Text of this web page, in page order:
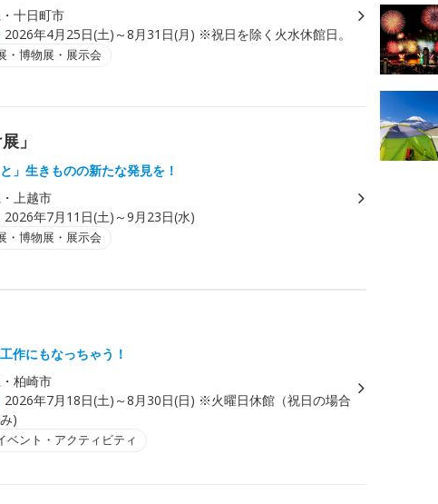
十日町市
2026年4月25日(土)～8月31日(月) ※祝日を除く火水休館日。
・博物展・展示会
」
と」生きものの新たな発見を！
上越市
2026年7月11日(土)～9月23日(水)
・博物展・展示会
作にもなっちゃう！
柏崎市
2026年7月18日(土)～8月30日(日) ※火曜日休館（祝日の場合
)
ベント・アクティビティ